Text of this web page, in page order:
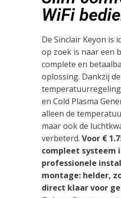
WiFi
De Sinclair Keyon is
op zoek is naar een
complete en
oplossing. Dankzij
en Cold Plasma
alleen de
maar ook de
verbeterd. Voor €
compleet systeem
professionele
montage: helder,
direct klaar voor